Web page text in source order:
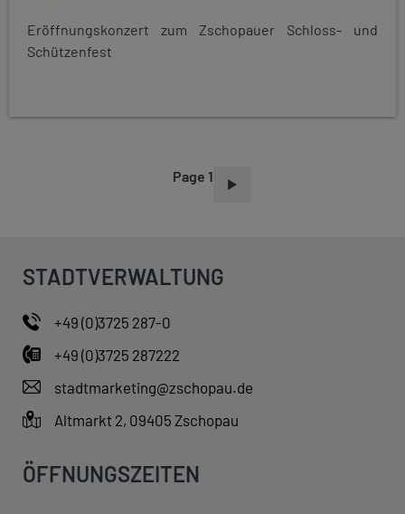
Eröffnungskonzert zum Zschopauer Schloss- und
Schützenfest
Page 1
STADTVERWALTUNG
+49 (0)3725 287-0
+49 (0)3725 287222
stadtmarketing@zschopau.de
Altmarkt 2, 09405 Zschopau
ÖFFNUNGSZEITEN